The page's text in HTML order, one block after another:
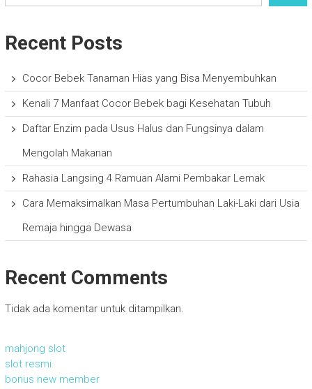
Recent Posts
Cocor Bebek Tanaman Hias yang Bisa Menyembuhkan
Kenali 7 Manfaat Cocor Bebek bagi Kesehatan Tubuh
Daftar Enzim pada Usus Halus dan Fungsinya dalam
Mengolah Makanan
Rahasia Langsing 4 Ramuan Alami Pembakar Lemak
Cara Memaksimalkan Masa Pertumbuhan Laki-Laki dari Usia
Remaja hingga Dewasa
Recent Comments
Tidak ada komentar untuk ditampilkan.
mahjong slot
slot resmi
bonus new member